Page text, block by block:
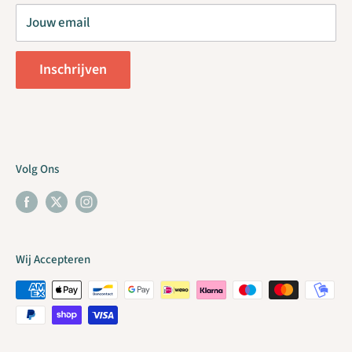
B2B / Handelsaccount
Order Withdrawal
Jouw email
Inschrijven
Volg Ons
Wij Accepteren